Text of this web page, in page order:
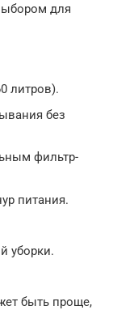
для
литров).
без
фильтр-
питания.
уборки.
быть проще,